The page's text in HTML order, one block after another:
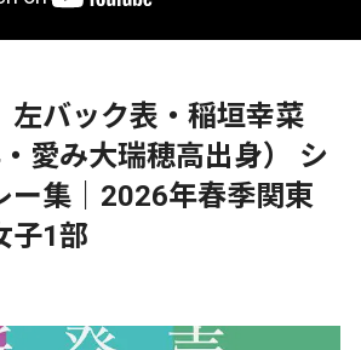
左バック表・稲垣幸菜
・愛み大瑞穂高出身） シ
ー集｜2026年春季関東
子1部